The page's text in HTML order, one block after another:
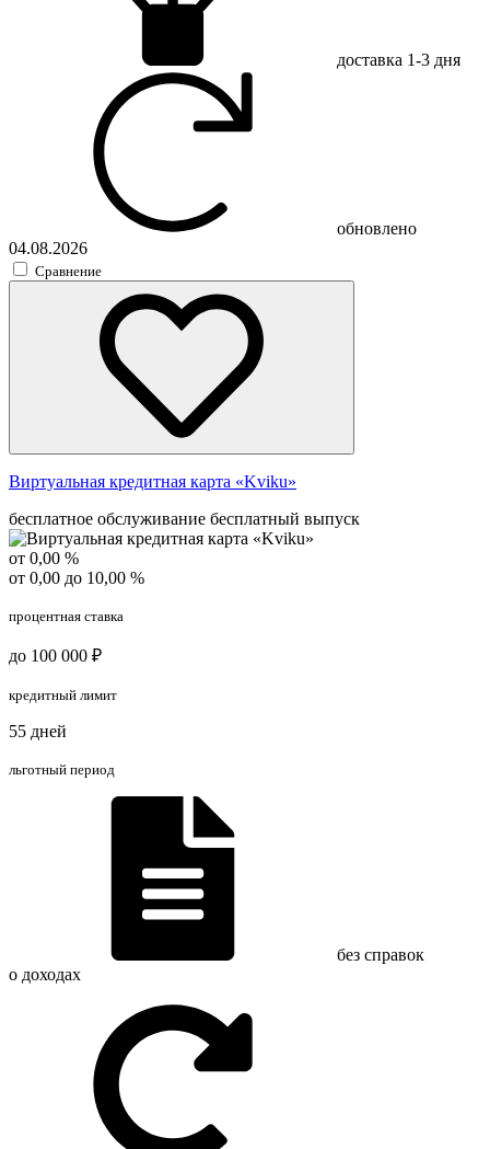
доставка 1-3 дня
обновлено
04.08.2026
Сравнение
Виртуальная кредитная карта «Kviku»
бесплатное обслуживание бесплатный выпуск
от 0,00 %
от 0,00 до 10,00 %
процентная ставка
до 100 000 ₽
кредитный лимит
55 дней
льготный период
без справок
о доходах